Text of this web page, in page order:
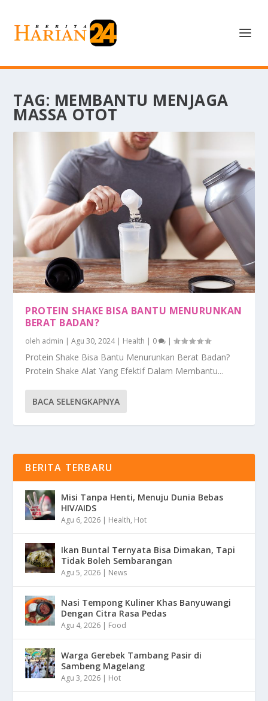
TAG: MEMBANTU MENJAGA
MASSA OTOT
PROTEIN SHAKE BISA BANTU MENURUNKAN
BERAT BADAN?
oleh admin |Agu 30, 2024| Health | 0 |
Protein Shake Bisa Bantu Menurunkan Berat Badan?
Protein Shake Alat Yang Efektif Dalam Membantu...
BACA SELENGKAPNYA
BERITA TERBARU
Misi Tanpa Henti, Menuju Dunia Bebas
HIV/AIDS
Agu 6, 2026 | Health, Hot
Ikan Buntal Ternyata Bisa Dimakan, Tapi
Tidak Boleh Sembarangan
Agu 5, 2026 | News
Nasi Tempong Kuliner Khas Banyuwangi
Dengan Citra Rasa Pedas
Agu 4, 2026 | Food
Warga Gerebek Tambang Pasir di
Sambeng Magelang
Agu 3, 2026 | Hot